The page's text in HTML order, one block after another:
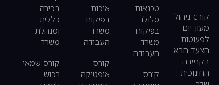
קורס ניהול
מעון יום
לפעוטות –
הצעד הבא
בקריירה
החינוכית
טכנאות
סלולר
בפיקוח
משרד
העבודה
קורס
איכות –
בפיקוח
משרד
העבודה
קורס
אופטיקה –
בכירה
כללית
ומנהלת
משרד
קורס שמאי
רכוש –